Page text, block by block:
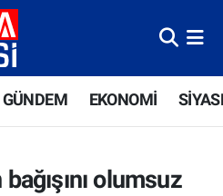
GÜNDEM EKONOMİ
olumsuz
Haritası